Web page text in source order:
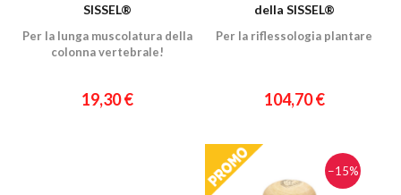
SISSEL®
Per la lunga muscolatura della
colonna vertebrale!
19,30 €
della SISSEL®
Per la riflessologia plantare
104,70 €
−15%